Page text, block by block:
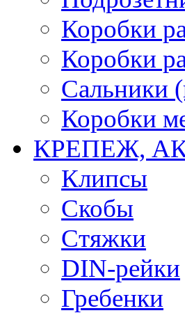
Коробки
Коробки
Сальники
Коробки
КРЕПЕЖ,
Клипсы
Скобы
Стяжки
DIN-рейки
Гребенки